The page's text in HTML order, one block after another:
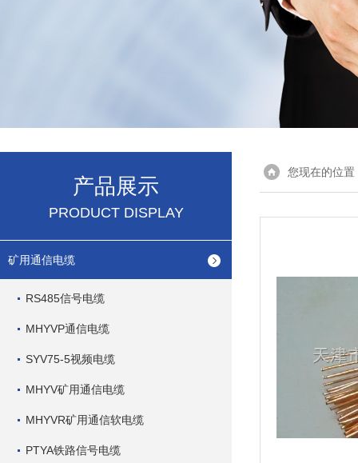
产品展示
PRODUCT DISPLAY
矿用通信电缆
RS485信号电缆
MHYVP通信电缆
SYV75-5视频电缆
MHYV矿用通信电缆
MHYVR矿用通信软电缆
PTYA铁路信号电缆
您现在的位置